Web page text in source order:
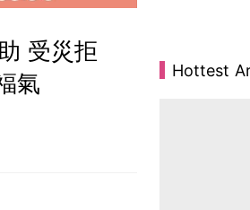
受災拒
氣
Hottest